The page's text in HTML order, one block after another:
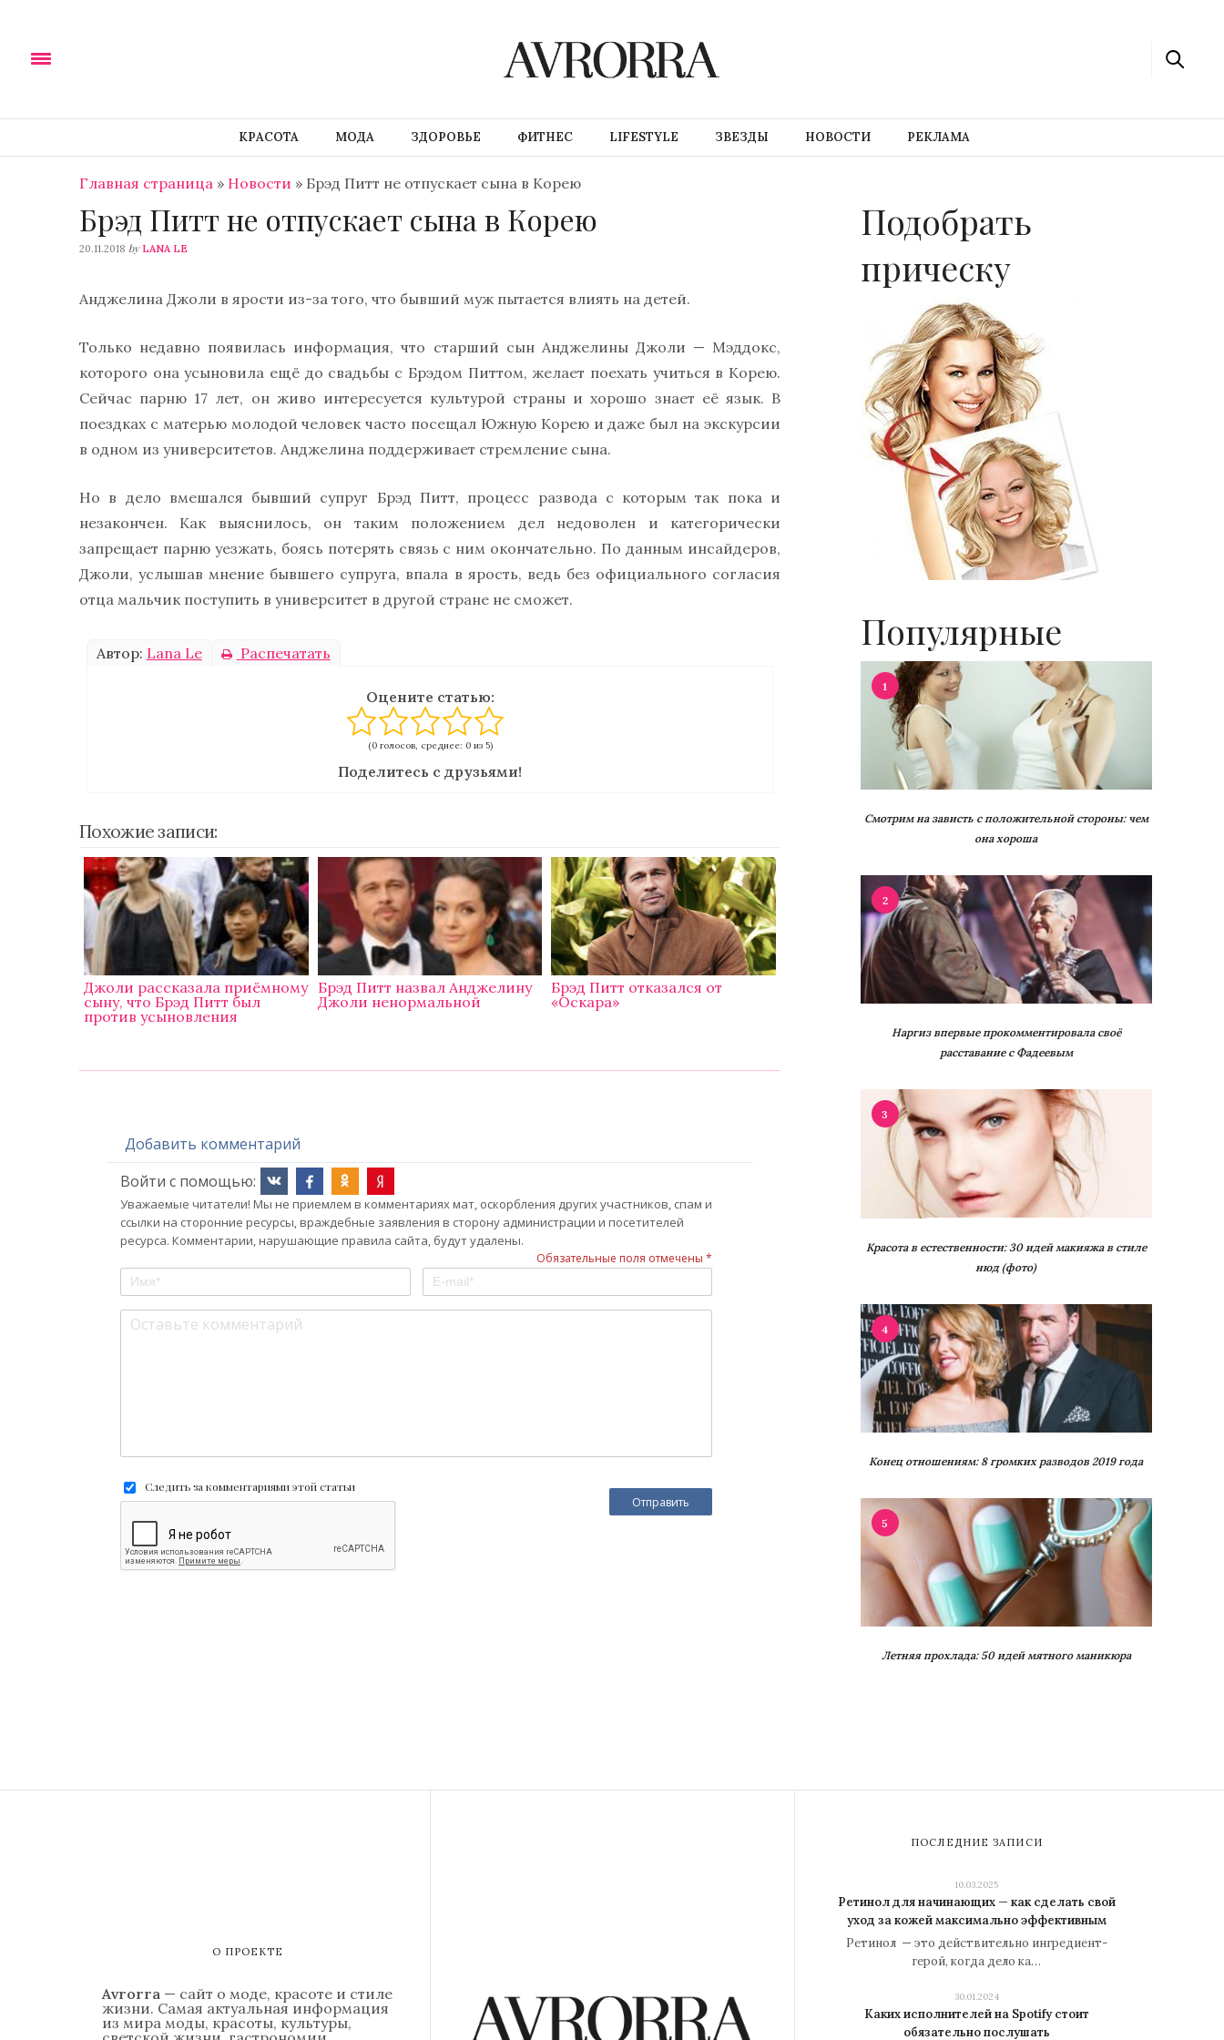
КРАСОТА МОДА ЗДОРОВЬЕ ФИТНЕС LIFESTYLE ЗВЕЗДЫ НОВОСТИ РЕКЛАМА
Главная страница » Новости » Брэд Питт не отпускает сына в Корею
Брэд Питт не отпускает сына в Корею
20.11.2018 by LANA LE
Анджелина Джоли в ярости из-за того, что бывший муж пытается влиять на детей.
Только недавно появилась информация, что старший сын Анджелины Джоли — Мэддокс,
которого она усыновила ещё до свадьбы с Брэдом Питтом, желает поехать учиться в Корею.
Сейчас парню 17 лет, он живо интересуется культурой страны и хорошо знает её язык. В
поездках с матерью молодой человек часто посещал Южную Корею и даже был на экскурсии
в одном из университетов. Анджелина поддерживает стремление сына.
Но в дело вмешался бывший супруг Брэд Питт, процесс развода с которым так пока и
незакончен. Как выяснилось, он таким положением дел недоволен и категорически
запрещает парню уезжать, боясь потерять связь с ним окончательно. По данным инсайдеров,
Джоли, услышав мнение бывшего супруга, впала в ярость, ведь без официального согласия
отца мальчик поступить в университет в другой стране не сможет.
Автор: Lana Le Распечатать
Оцените статью:
(0 голосов, среднее: 0 из 5)
Поделитесь с друзьями!
Похожие записи:
Джоли рассказала приёмному
сыну, что Брэд Питт был
против усыновления
Брэд Питт назвал Анджелину
Джоли ненормальной
Брэд Питт отказался от
«Оскара»
Добавить комментарий
Войти с помощью:
Уважаемые читатели! Мы не приемлем в комментариях мат, оскорбления других участников, спам и
ссылки на сторонние ресурсы, враждебные заявления в сторону администрации и посетителей
ресурса. Комментарии, нарушающие правила сайта, будут удалены.
Обязательные поля отмечены *
Следить за комментариями этой статьи
Подобрать
прическу
Популярные
1
Смотрим на зависть с положительной стороны: чем
она хороша
2
Наргиз впервые прокомментировала своё
расставание с Фадеевым
3
Красота в естественности: 30 идей макияжа в стиле
нюд (фото)
4
Конец отношениям: 8 громких разводов 2019 года
5
Летняя прохлада: 50 идей мятного маникюра
О ПРОЕКТЕ
Avrorra — сайт о моде, красоте и стиле
жизни. Самая актуальная информация
из мира моды, красоты, культуры,
ПОСЛЕДНИЕ ЗАПИСИ
10.03.2025
Ретинол для начинающих — как сделать свой
уход за кожей максимально эффективным
Ретинол — это действительно ингредиент-
герой, когда дело ка…
30.01.2024
Каких исполнителей на Spotify стоит
обязательно послушать